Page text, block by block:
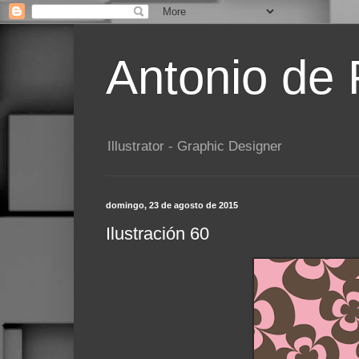
Antonio de
Illustrator - Graphic Designer
domingo, 23 de agosto de 2015
Ilustración 60